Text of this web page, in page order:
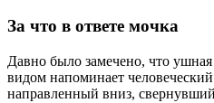
За что в ответе мочка
Давно было замечено, что
видом напоминает
направленный вниз,